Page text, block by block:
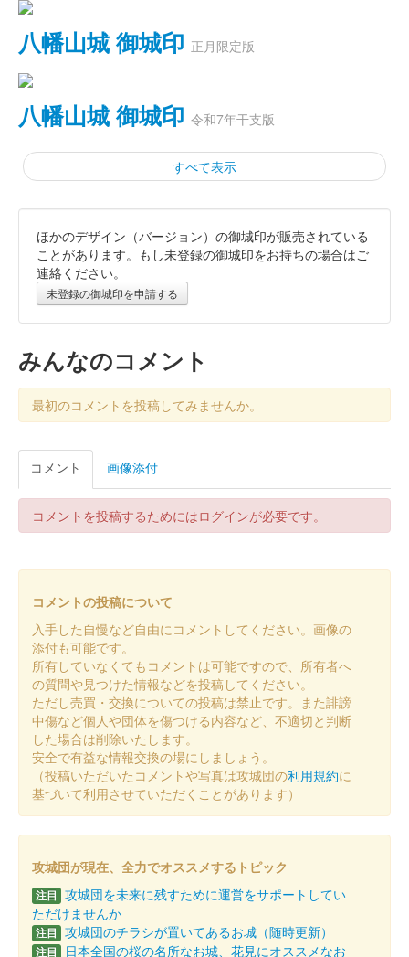
八幡山城 御城印 正月限定版
八幡山城 御城印 令和7年干支版
すべて表示
八幡山城 御城印 令和7年正月版
販売終了
八幡山城 記念御朱印
八幡山城 記念御朱印 令和6年正月版 龍ver.1
当初は300円、その後、干支版として400円で販売
八幡山城 御城印 端午の節句版
印。
八幡山城 記念御朱印
八幡山城 記念御朱印 令和5年正月版 うさぎver.
八幡山城 御城印 令和4年度紅葉バージョン
八幡山城 御城印 令和4年度花シリーズ 秋桜
八幡山城 記念御朱印 令和4年限定 豊臣秀次（金
ほかのデザイン（バージョン）の御城印が販売されている
ことがあります。もし未登録の御城印をお持ちの場合はご
連絡ください。
未登録の御城印を申請する
みんなのコメント
最初のコメントを投稿してみませんか。
コメント 画像添付
コメントを投稿するためにはログインが必要です。
コメントの投稿について
入手した自慢など自由にコメントしてください。画像の
添付も可能です。
所有していなくてもコメントは可能ですので、所有者へ
の質問や見つけた情報などを投稿してください。
ただし売買・交換についての投稿は禁止です。また誹謗
中傷など個人や団体を傷つける内容など、不適切と判断
した場合は削除いたします。
安全で有益な情報交換の場にしましょう。
（投稿いただいたコメントや写真は攻城団の利用規約に
基づいて利用させていただくことがあります）
攻城団が現在、全力でオススメするトピック
注目 攻城団を未来に残すために運営をサポートしてい
ただけませんか
注目 攻城団のチラシが置いてあるお城（随時更新）
注目 日本全国の桜の名所なお城、花見にオススメなお